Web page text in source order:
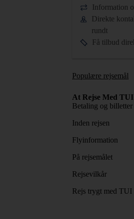
Information
Direkte
rundt
Få tilbud
Populære rejsemål
At Rejse Med TUI
Betaling og billetter
Inden rejsen
Flyinformation
På rejsemålet
Rejsevilkår
Rejs trygt med TUI